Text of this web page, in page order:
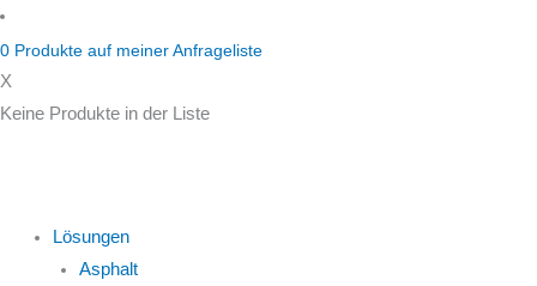
Zum
Inhalt
springen
0 Produkte auf meiner Anfrageliste
X
Keine Produkte in der Liste
Lösungen
Asphalt